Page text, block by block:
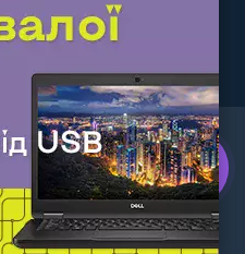
кльовий
техника и